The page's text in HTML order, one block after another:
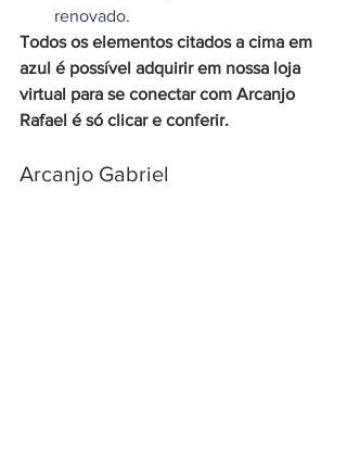
renovado.
Todos os elementos citados a cima em
azul é possível adquirir em nossa loja
virtual para se conectar com Arcanjo
Rafael é só clicar e conferir.
Arcanjo Gabriel